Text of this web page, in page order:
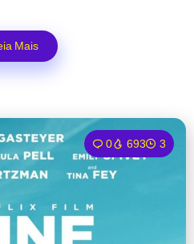
Mais
0 693 3